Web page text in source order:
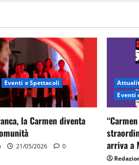
Eventi e Spettacoli
la Carmen diventa
21/05/2026 0
Eventi
arriva a